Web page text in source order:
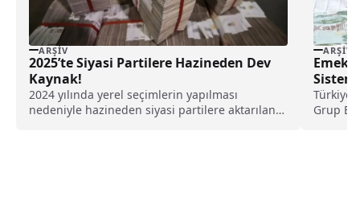
ARŞIV
2025’te Siyasi Partilere Hazineden Dev
Kaynak!
2024 yılında yerel seçimlerin yapılması
nedeniyle hazineden siyasi partilere aktarılan
ARŞIV
Grup